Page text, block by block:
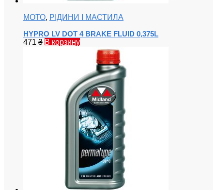
МОТО, РІДИНИ І МАСТИЛА
HYPRO LV DOT 4 BRAKE FLUID 0,375L
471 ₴ В корзину